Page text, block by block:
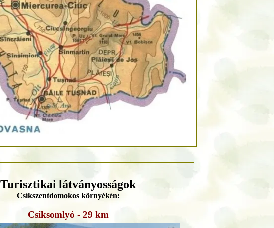
Turisztikai látványosságok
Csíkszentdomokos környékén:
Csíksomlyó - 29 km